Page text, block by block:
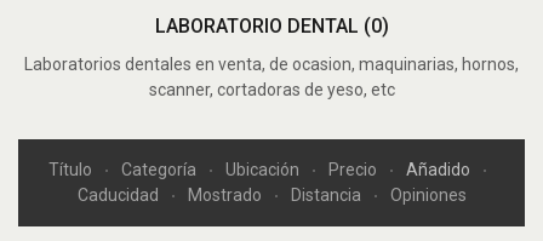
LABORATORIO DENTAL (0)
Laboratorios dentales en venta, de ocasion, maquinarias, hornos,
scanner, cortadoras de yeso, etc
Título Categoría Ubicación Precio
Añadido
Caducidad
Mostrado Distancia Opiniones